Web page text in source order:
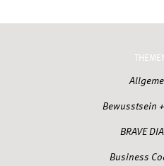
Bewusstsein
BRAVE
Business